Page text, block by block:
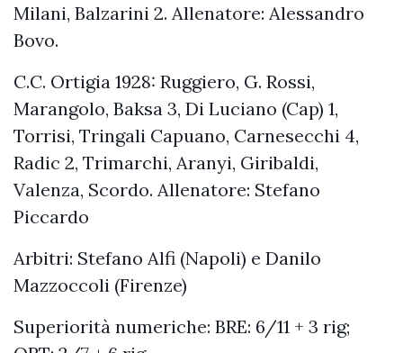
Milani, Balzarini 2. Allenatore: Alessandro
Bovo.
C.C. Ortigia 1928: Ruggiero, G. Rossi,
Marangolo, Baksa 3, Di Luciano (Cap) 1,
Torrisi, Tringali Capuano, Carnesecchi 4,
Radic 2, Trimarchi, Aranyi, Giribaldi,
Valenza, Scordo. Allenatore: Stefano
Piccardo
Arbitri: Stefano Alfi (Napoli) e Danilo
Mazzoccoli (Firenze)
Superiorità numeriche: BRE: 6/11 + 3 rig;